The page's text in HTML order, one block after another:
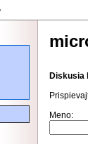
Diskusia
Meno: